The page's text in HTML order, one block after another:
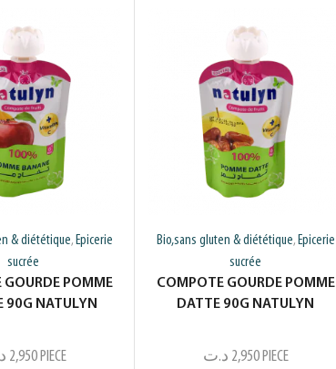
& diététique, Epicerie
sucrée
POMME
90G NATULYN
2,950PIECE
Bio,sans gluten & diététique, Epicerie
sucrée
COMPOTE GOURDE POMME
DATTE 90G NATULYN
2,950 د.ت PIECE